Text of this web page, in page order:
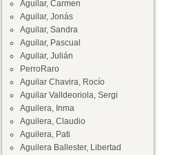
Aguilar, Carmen
Aguilar, Jonás
Aguilar, Sandra
Aguilar, Pascual
Aguilar, Julián
PerroRaro
Aguilar Chavira, Rocío
Aguilar Valldeoriola, Sergi
Aguilera, Inma
Aguilera, Claudio
Aguilera, Pati
Aguilera Ballester, Libertad